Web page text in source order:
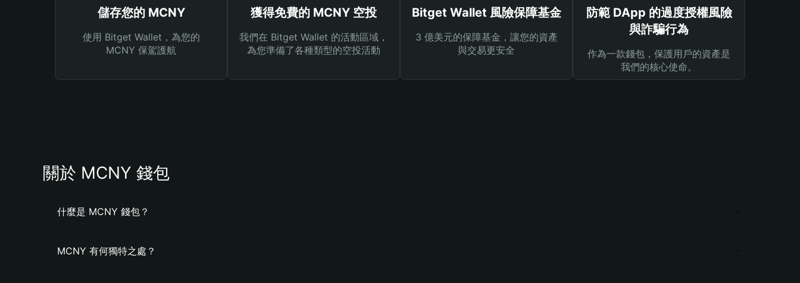
儲存您的 MCNY
使用 Bitget Wallet，為您的
MCNY 保駕護航
獲得免費的 MCNY 空投
我們在 Bitget Wallet 的活動區域，
為您準備了各種類型的空投活動
Bitget Wallet 風險保障基金
3 億美元的保障基金，讓您的資產
與交易更安全
防範 DApp 的過度授權風險
與詐騙行為
作為一款錢包，保護用戶的資產是
我們的核心使命。
關於 MCNY 錢包
什麼是 MCNY 錢包？
MCNY 有何獨特之處？